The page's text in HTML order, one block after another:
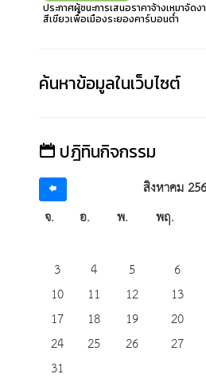
ประกาศผู้ชนะการเสนอราคาจ้างเหมาจัด
สีเขียวเพื่อเมืองระยองคาร์บอนต่ำ
ค้นหาข้อมูลในเว็บไซต์
ปฎิทินกิจกรรม
สิงหาคม
จ.
อ. พ. พฤ.
3
4 5 6
10
11 12 13
17
18 19 20
24
25 26 27
31